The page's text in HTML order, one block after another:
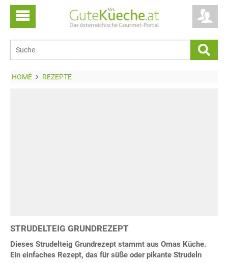
HOME REZEPTE
STRUDELTEIG GRUNDREZEPT
Dieses Strudelteig Grundrezept stammt aus Omas Küche.
Ein einfaches Rezept, das für süße oder pikante Strudeln